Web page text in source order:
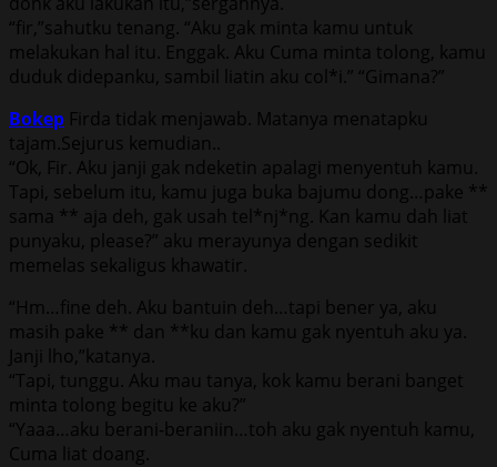
“fir,”sahutku tenang. “Aku gak minta kamu untuk
melakukan hal itu. Enggak. Aku Cuma minta tolong, kamu
duduk didepanku, sambil liatin aku col*i.” “Gimana?”
Bokep Firda tidak menjawab. Matanya menatapku
tajam.Sejurus kemudian..
“Ok, Fir. Aku janji gak ndeketin apalagi menyentuh kamu.
Tapi, sebelum itu, kamu juga buka bajumu dong…pake **
sama ** aja deh, gak usah tel*nj*ng. Kan kamu dah liat
punyaku, please?” aku merayunya dengan sedikit
memelas sekaligus khawatir.
“Hm…fine deh. Aku bantuin deh…tapi bener ya, aku
masih pake ** dan **ku dan kamu gak nyentuh aku ya.
Janji lho,”katanya.
“Tapi, tunggu. Aku mau tanya, kok kamu berani banget
minta tolong begitu ke aku?”
“Yaaa…aku berani-beraniin…toh aku gak nyentuh kamu,
Cuma liat doang.